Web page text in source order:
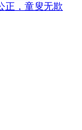
正，童叟无欺